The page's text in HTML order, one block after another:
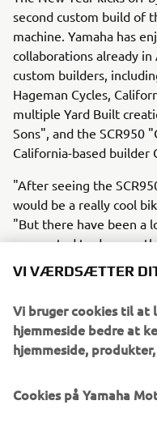
second custom build of
machine. Yamaha has
collaborations already
custom builders,
Hageman Cycles,
multiple Yard Built
Sons", and the SCR950
California-based builder
"After seeing the
would be a really cool
"But there have been a
we wanted to do
the press introduction
became the inspiration
The finished project
Scrambler, with features
custom exhaust system
VI VÆRDSÆTTER
Vi bruger cookies til at
hjemmeside bedre at
hjemmeside,
Cookies på Yamaha